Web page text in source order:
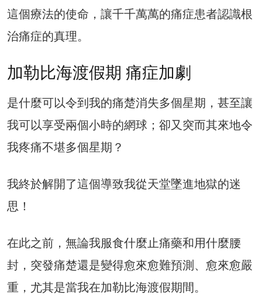
這個療法的使命，讓千千萬萬的痛症患者認識根
治痛症的真理。
加勒比海渡假期 痛症加劇
是什麼可以令到我的痛楚消失多個星期，甚至讓
我可以享受兩個小時的網球；卻又突而其來地令
我疼痛不堪多個星期？
我終於解開了這個導致我從天堂墜進地獄的迷
思！
在此之前，無論我服食什麼止痛藥和用什麼腰
封，突發痛楚還是變得愈來愈難預測、愈來愈嚴
重，尤其是當我在加勒比海渡假期間。